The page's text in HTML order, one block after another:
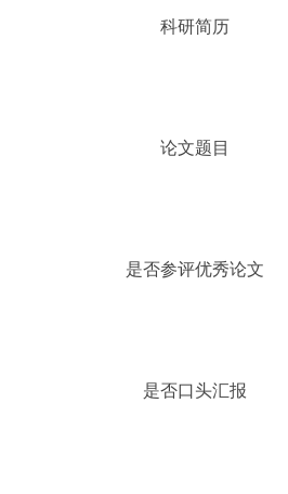
科研简历
论文题目
是否参评优秀论文
是否口头汇报